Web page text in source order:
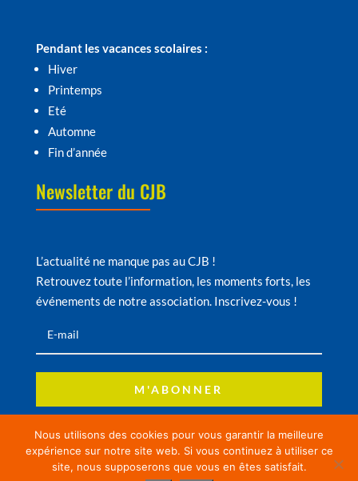
Pendant les vacances scolaires :
Hiver
Printemps
Eté
Automne
Fin d’année
Newsletter du CJB
L’actualité ne manque pas au CJB !
Retrouvez toute l’information, les moments forts, les
événements de notre association. Inscrivez-vous !
M'ABONNER
© Copyright CJB – Site réalisé parComanddo–
Nous utilisons des cookies pour vous garantir la meilleure
expérience sur notre site web. Si vous continuez à utiliser ce
site, nous supposerons que vous en êtes satisfait.